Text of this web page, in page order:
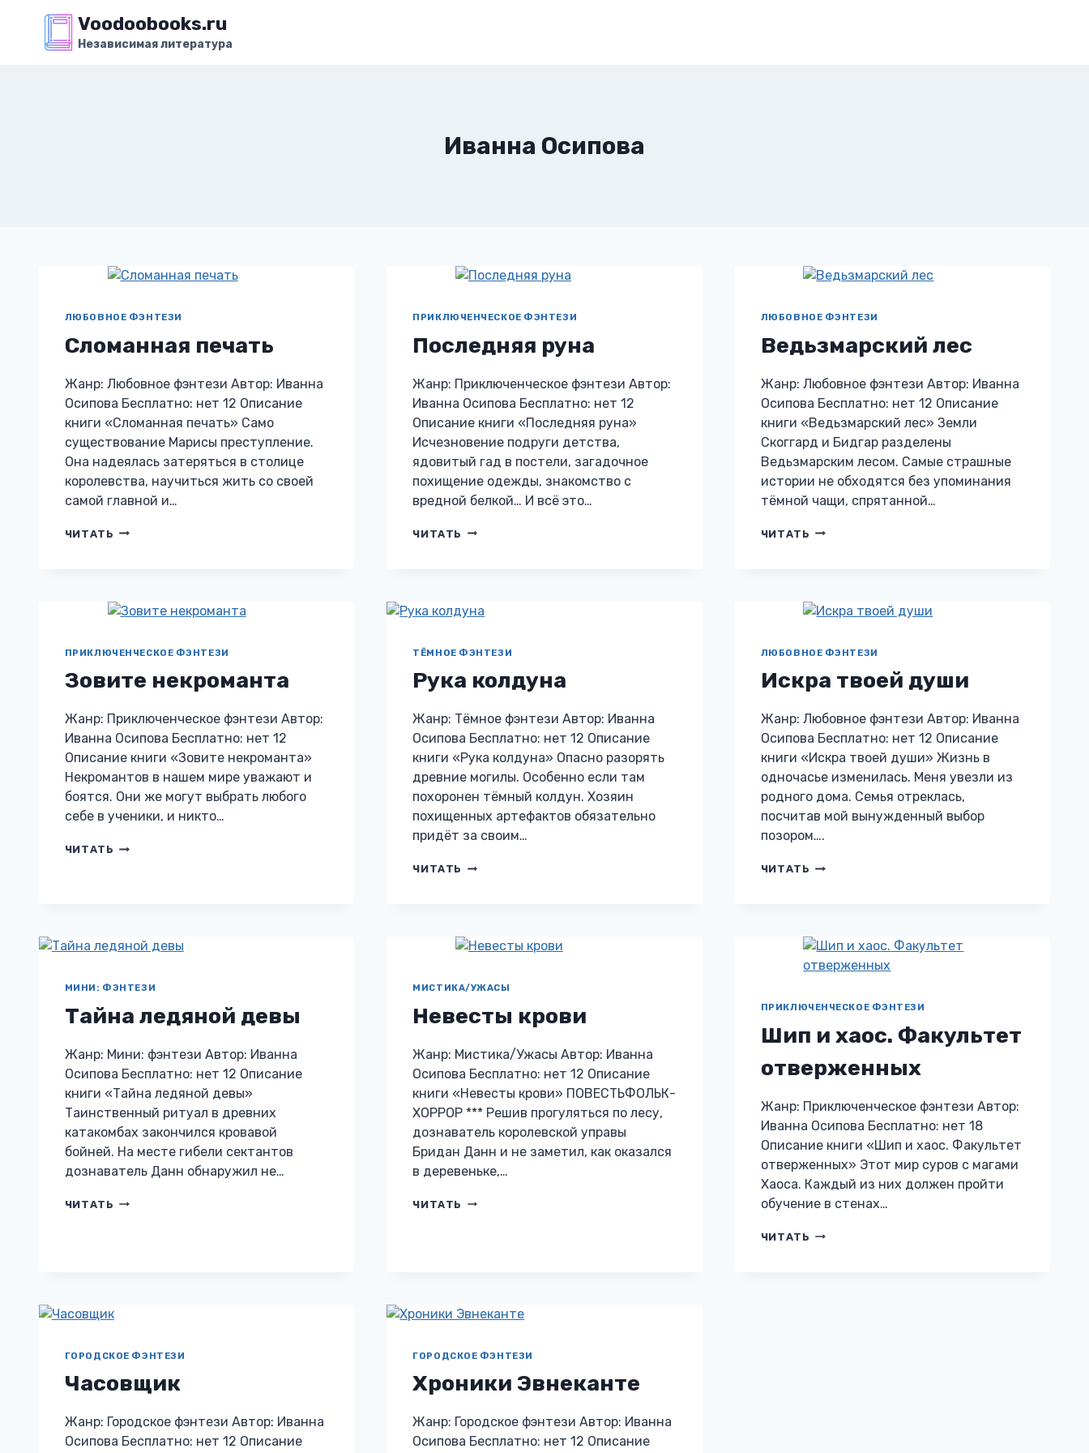
содержимому
Voodoobooks.ru
Независимая литература
Иванна Осипова
ЛЮБОВНОЕ ФЭНТЕЗИ
Сломанная печать
Жанр: Любовное фэнтези Автор: Иванна
Осипова Бесплатно: нет 12 Описание
книги «Сломанная печать» Само
существование Марисы преступление.
Она надеялась затеряться в столице
королевства, научиться жить со своей
самой главной и…
ЧИТАТЬ СЛОМАННАЯ
ПРИКЛЮЧЕНЧЕСКОЕ ФЭНТЕЗИ
Последняя руна
Жанр: Приключенческое фэнтези Автор:
Иванна Осипова Бесплатно: нет 12
Описание книги «Последняя руна»
Исчезновение подруги детства,
ядовитый гад в постели, загадочное
похищение одежды, знакомство с
вредной белкой… И всё это…
ЧИТАТЬ ПОСЛЕДНЯЯ
ЛЮБОВНОЕ ФЭНТЕЗИ
Ведьзмарский лес
Жанр: Любовное фэнтези Автор: Иванна
Осипова Бесплатно: нет 12 Описание
книги «Ведьзмарский лес» Земли
Скоггард и Бидгар разделены
Ведьзмарским лесом. Самые страшные
истории не обходятся без упоминания
тёмной чащи, спрятанной…
ЧИТАТЬ ВЕДЬЗМАРСКИЙ
ПРИКЛЮЧЕНЧЕСКОЕ ФЭНТЕЗИ
Зовите некроманта
Жанр: Приключенческое фэнтези Автор:
Иванна Осипова Бесплатно: нет 12
Описание книги «Зовите некроманта»
Некромантов в нашем мире уважают и
боятся. Они же могут выбрать любого
себе в ученики, и никто…
ЧИТАТЬ ЗОВИТЕ
ТЁМНОЕ ФЭНТЕЗИ
Рука колдуна
Жанр: Тёмное фэнтези Автор: Иванна
Осипова Бесплатно: нет 12 Описание
книги «Рука колдуна» Опасно разорять
древние могилы. Особенно если там
похоронен тёмный колдун. Хозяин
похищенных артефактов обязательно
придёт за своим…
ЧИТАТЬ РУКА
ЛЮБОВНОЕ ФЭНТЕЗИ
Искра твоей души
Жанр: Любовное фэнтези Автор: Иванна
Осипова Бесплатно: нет 12 Описание
книги «Искра твоей души» Жизнь в
одночасье изменилась. Меня увезли из
родного дома. Семья отреклась,
посчитав мой вынужденный выбор
позором….
ЧИТАТЬ ИСКРА
МИНИ: ФЭНТЕЗИ
Тайна ледяной девы
Жанр: Мини: фэнтези Автор: Иванна
Осипова Бесплатно: нет 12 Описание
книги «Тайна ледяной девы»
Таинственный ритуал в древних
катакомбах закончился кровавой
бойней. На месте гибели сектантов
дознаватель Данн обнаружил не…
ЧИТАТЬ ТАЙНА
МИСТИКА/УЖАСЫ
Невесты крови
Жанр: Мистика/Ужасы Автор: Иванна
Осипова Бесплатно: нет 12 Описание
книги «Невесты крови» ПОВЕСТЬФОЛЬК-
ХОРРОР *** Решив прогуляться по лесу,
дознаватель королевской управы
Бридан Данн и не заметил, как оказался
в деревеньке,…
ЧИТАТЬ НЕВЕСТЫ
ПРИКЛЮЧЕНЧЕСКОЕ ФЭНТЕЗИ
Шип и хаос. Факультет
отверженных
Жанр: Приключенческое фэнтези Автор:
Иванна Осипова Бесплатно: нет 18
Описание книги «Шип и хаос. Факультет
отверженных» Этот мир суров с магами
Хаоса. Каждый из них должен пройти
обучение в стенах…
ЧИТАТЬ ШИП
ГОРОДСКОЕ ФЭНТЕЗИ
Часовщик
Жанр: Городское фэнтези Автор: Иванна
Осипова Бесплатно: нет 12 Описание
ГОРОДСКОЕ ФЭНТЕЗИ
Хроники Эвнеканте
Жанр: Городское фэнтези Автор: Иванна
Осипова Бесплатно: нет 12 Описание